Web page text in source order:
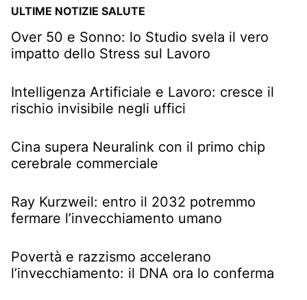
ULTIME NOTIZIE SALUTE
Over 50 e Sonno: lo Studio svela il vero
impatto dello Stress sul Lavoro
Intelligenza Artificiale e Lavoro: cresce il
rischio invisibile negli uffici
Cina supera Neuralink con il primo chip
cerebrale commerciale
Ray Kurzweil: entro il 2032 potremmo
fermare l’invecchiamento umano
Povertà e razzismo accelerano
l’invecchiamento: il DNA ora lo conferma